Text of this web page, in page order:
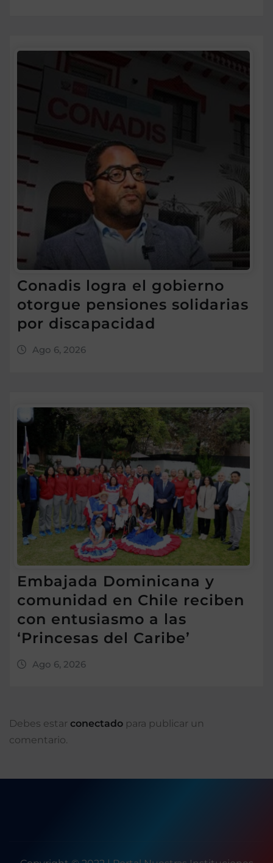
Conadis logra el gobierno
otorgue pensiones solidarias
por discapacidad
Ago 6, 2026
Embajada Dominicana y
comunidad en Chile reciben
con entusiasmo a las
‘Princesas del Caribe’
Ago 6, 2026
Debes estar conectado para publicar un
comentario.